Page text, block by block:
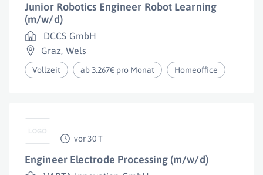
Junior Robotics Engineer Robot Learning
(m/w/d)
DCCS GmbH
Graz, Wels
Vollzeit ab 3.267€ pro Monat Homeoffice
vor 30 T
Engineer Electrode Processing (m/w/d)